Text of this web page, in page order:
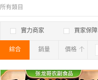
所有類目
實力商家 買家保障
綜合 銷量 價格